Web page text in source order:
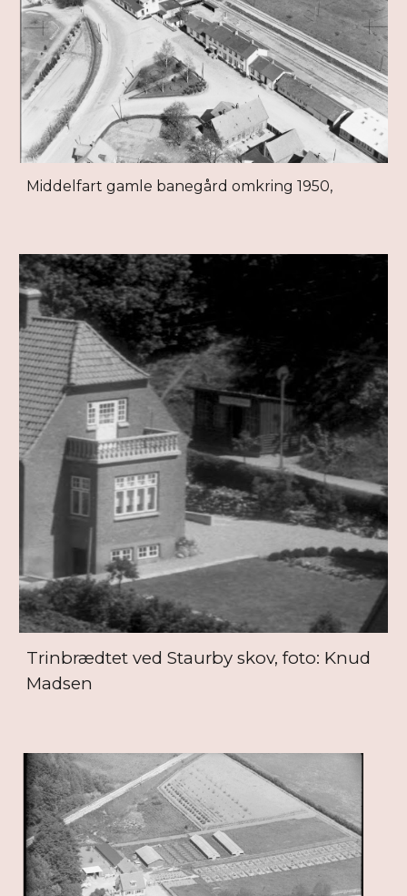
Middelfart gamle banegård omkring 1950,
Trinbrædtet ved Staurby skov, foto: Knud
Madsen